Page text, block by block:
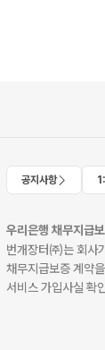
공지사항
우리은행 채무지급
번개장터㈜는 회사
채무지급보증 계약
서비스 가입사실 확